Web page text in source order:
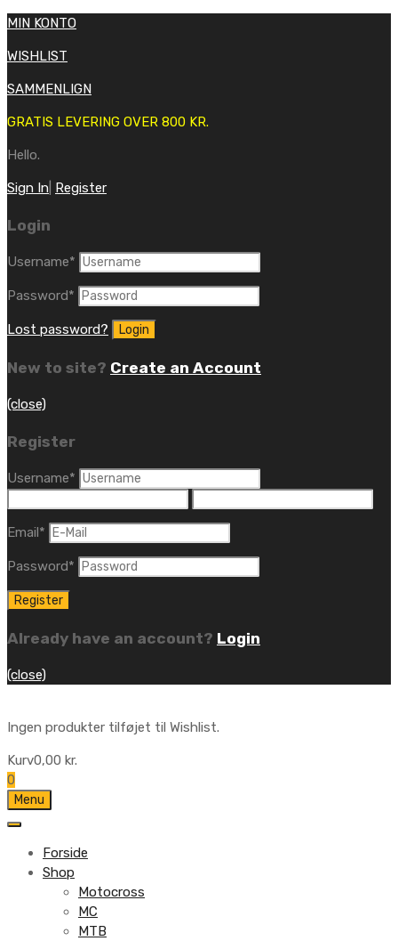
MIN KONTO
WISHLIST
SAMMENLIGN
GRATIS LEVERING OVER 800 KR.
Hello.
Sign In Register
Login
Username*
Password*
Lost password?
New to site? Create an Account
(close)
Register
Username*
Email*
Password*
Already have an account? Login
(close)
Ingen produkter tilføjet til Wishlist.
Kurv0,00 kr.
0
Menu
Forside
Shop
Motocross
MC
MTB